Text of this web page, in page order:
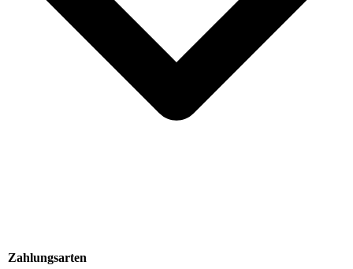
Zahlungsarten